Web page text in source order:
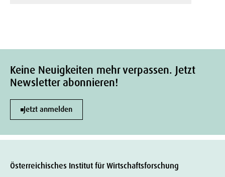
Keine Neuigkeiten mehr verpassen. Jetzt
Newsletter abonnieren!
Jetzt anmelden
Österreichisches Institut für Wirtschaftsforschung